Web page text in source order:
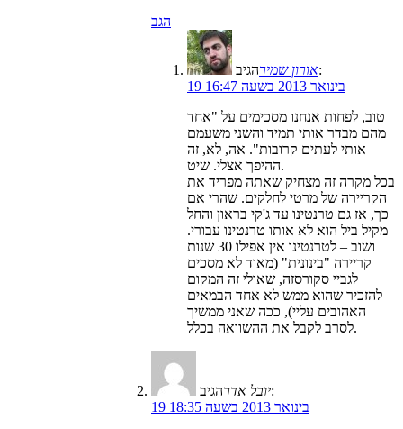
הגב
אורון שמירהגיב:
19 בינואר 2013 בשעה 16:47
טוב, לפחות אנחנו מסכימים על "אחד
מהם מבדר אותי תמיד והשני משעמם
אותי לעתים קרובות". אה, לא, זה
ההיפך אצלי. שיט.
בכל מקרה זה מצחיק שאתה מפריד את
הקריירה של מרטי לחלקים. שהרי אם
כך, אז גם טרנטינו עד ג'קי בראון והחל
מקיל ביל הוא לא אותו טרנטינו עבורי.
ושוב – לטרנטינו אין אפילו 30 שנות
קריירה "בינונית" (מאוד לא מסכים
לגביי סקורסזה, שאולי זה המקום
להזכיר שהוא ממש לא אחד הבמאים
האהובים עליי), ככה שאני ממשיך
לסרב לקבל את ההשוואה בכלל.
יובל אדרהגיב:
19 בינואר 2013 בשעה 18:35